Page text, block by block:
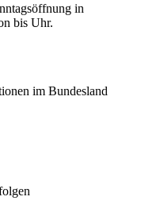
in
bis Uhr.
im Bundesland